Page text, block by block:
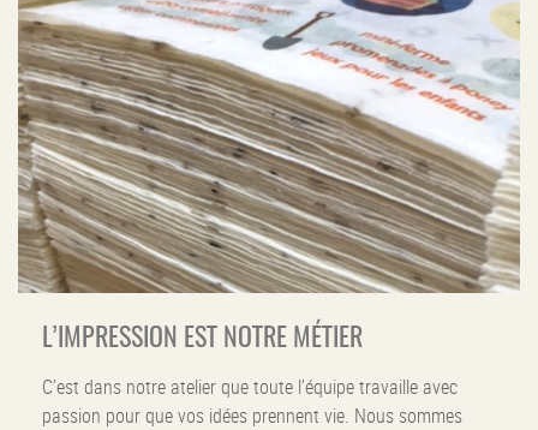
L’IMPRESSION EST NOTRE MÉTIER
C’est dans notre atelier que toute l’équipe travaille avec
passion pour que vos idées prennent vie. Nous sommes